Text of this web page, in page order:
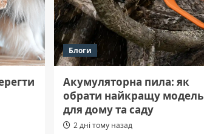
Блоги
Акумуляторна пила: як
обрати найкращу модель
для дому та саду
2 дні тому назад